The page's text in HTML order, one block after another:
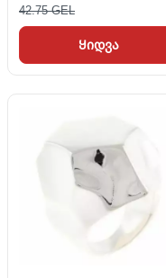
42.75 GEL
Ყიდვა